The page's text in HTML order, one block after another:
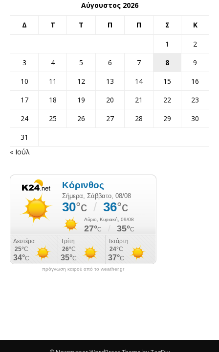
Αύγουστος 2026
Δ Τ Τ Π Π Σ Κ
1
2
3
4 5 6 7 8
9
10
11 12 13 14 15
16
17
18 19 20 21 22
23
24
25 26 27 28 29
30
31
« Ιούλ
πρόγνωση καιρού από το weather.gr